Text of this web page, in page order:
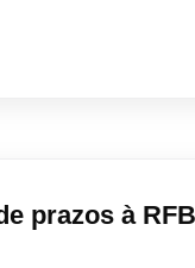
prazos à RFB